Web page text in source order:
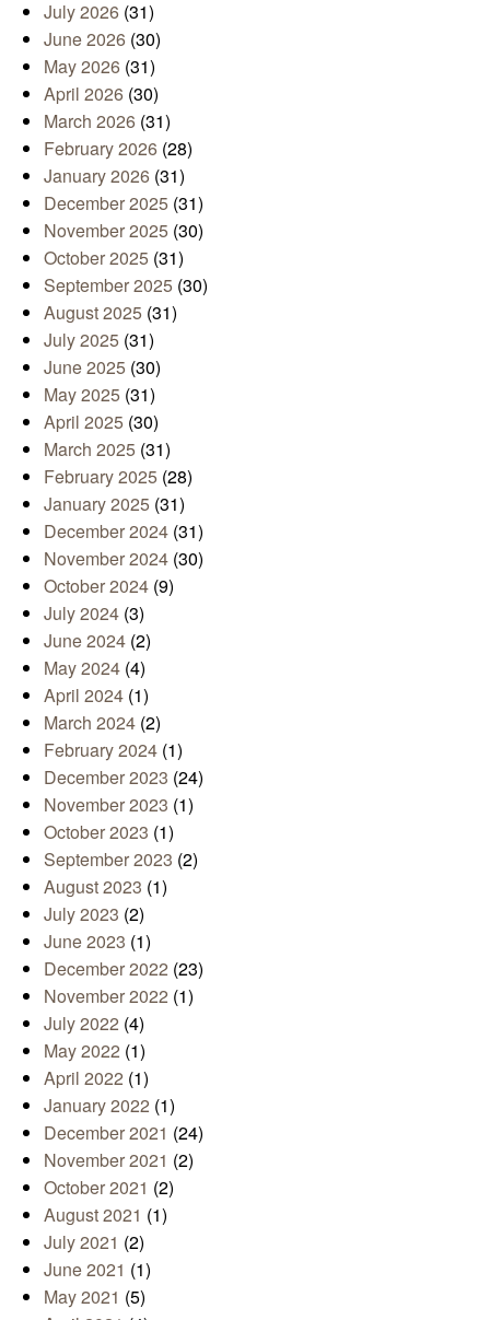
July 2026 (31)
June 2026 (30)
May 2026 (31)
April 2026 (30)
March 2026 (31)
February 2026 (28)
January 2026 (31)
December 2025 (31)
November 2025 (30)
October 2025 (31)
September 2025 (30)
August 2025 (31)
July 2025 (31)
June 2025 (30)
May 2025 (31)
April 2025 (30)
March 2025 (31)
February 2025 (28)
January 2025 (31)
December 2024 (31)
November 2024 (30)
October 2024 (9)
July 2024 (3)
June 2024 (2)
May 2024 (4)
April 2024 (1)
March 2024 (2)
February 2024 (1)
December 2023 (24)
November 2023 (1)
October 2023 (1)
September 2023 (2)
August 2023 (1)
July 2023 (2)
June 2023 (1)
December 2022 (23)
November 2022 (1)
July 2022 (4)
May 2022 (1)
April 2022 (1)
January 2022 (1)
December 2021 (24)
November 2021 (2)
October 2021 (2)
August 2021 (1)
July 2021 (2)
June 2021 (1)
May 2021 (5)